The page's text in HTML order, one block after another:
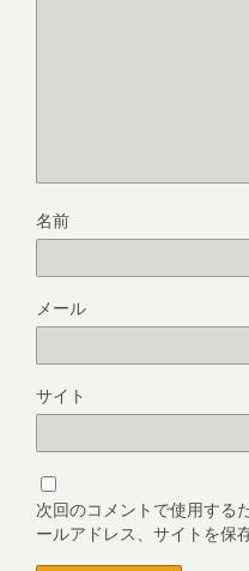
名前
メール
サイト
次回のコメントで使用する
ールアドレス、サイトを保